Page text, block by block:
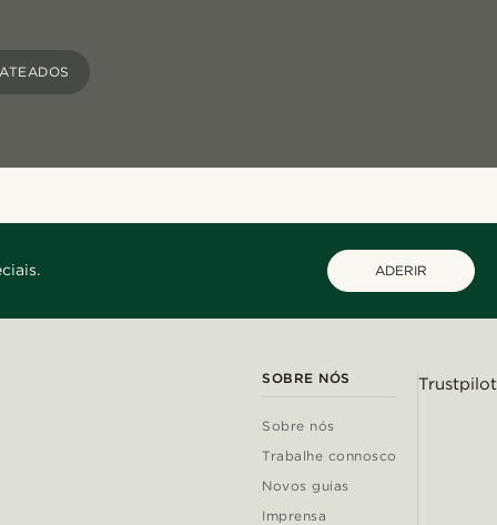
ADERIR
SOBRE NÓS
Sobre nós
Trabalhe connosco
Novos guias
Imprensa
Trustpilot